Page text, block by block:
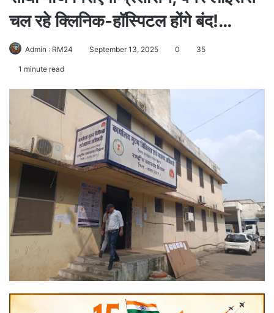
चल रहे क्लिनिक-हॉस्पिटल होंगे बंद!…
Admin : RM24 September 13, 2025 0 35
1 minute read